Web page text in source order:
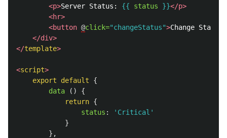
<p>Server Status: {{ status }}</p>
<hr>
<button @click="changeStatus">Change Status
</div>
</template>
<script>
export
default
{
data
()
{
return {
status : ' Critical '
}
},